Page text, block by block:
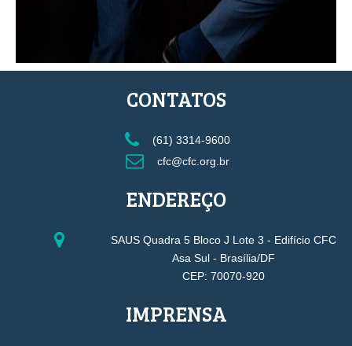
CONTATOS
(61) 3314-9600
cfc@cfc.org.br
ENDEREÇO
SAUS Quadra 5 Bloco J Lote 3 - Edifício CFC
Asa Sul - Brasília/DF
CEP: 70070-920
IMPRENSA